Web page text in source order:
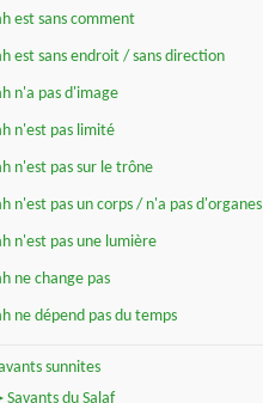
est sans comment
est sans endroit / sans direction
n'a pas d'image
n'est pas limité
n'est pas sur le trône
n'est pas un corps / n'a pas d'organes
n'est pas une lumière
ne change pas
ne dépend pas du temps
sunnites
du Salaf